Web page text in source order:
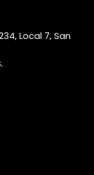
Local 7, San